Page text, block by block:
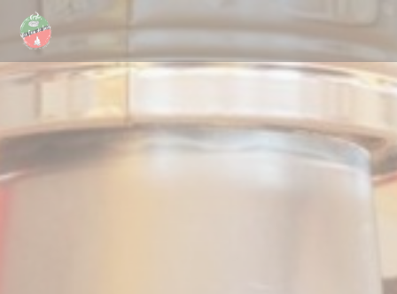
Painel de Gerenciamento de Cookies